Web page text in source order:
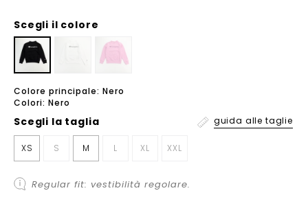
Scegli il colore
Colore principale: Nero
Colori: Nero
Scegli la taglia guida alle taglie
XS S M L XL XXL
Regular fit: vestibilità regolare.